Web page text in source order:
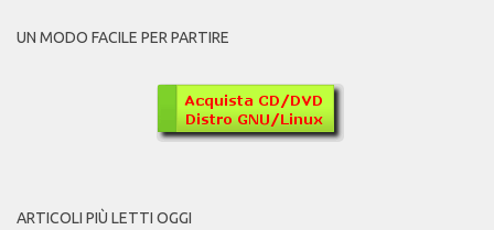
UN MODO FACILE PER PARTIRE
ARTICOLI PIÙ LETTI OGGI